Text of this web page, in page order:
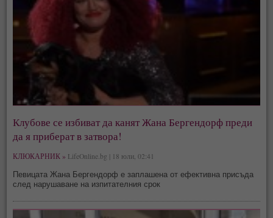
Клубове се избиват да канят Жана Бергендорф преди
да я приберат в затвора!
КЛЮКАРНИК » LifeOnline.bg | 18 юли, 02:41
Певицата Жана Бергендорф е заплашена от ефективна присъда
след нарушаване на изпитателния срок